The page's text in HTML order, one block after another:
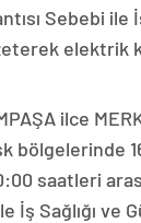
Sebebi ile
elektrik
ilce
bölgelerinde
saatleri
İş Sağlığı ve